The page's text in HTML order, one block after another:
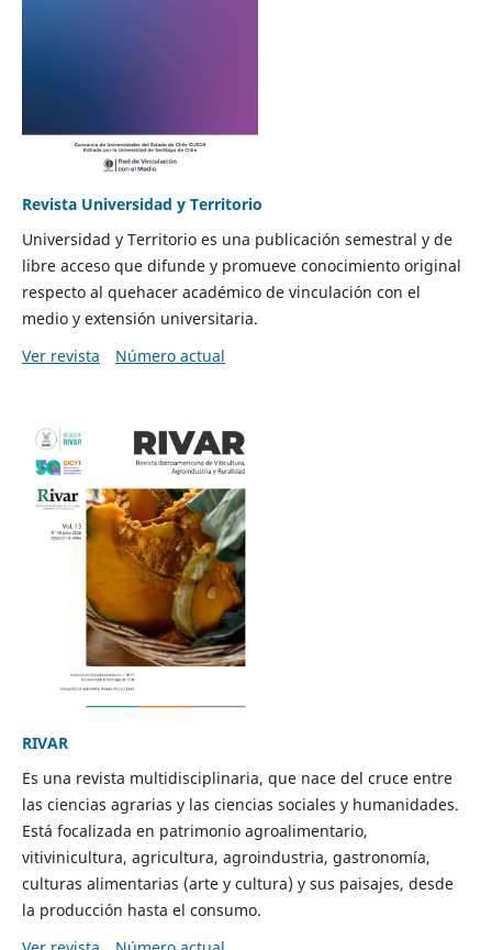
Revista Universidad y Territorio
Universidad y Territorio es una publicación semestral y de
libre acceso que difunde y promueve conocimiento original
respecto al quehacer académico de vinculación con el
medio y extensión universitaria.
Ver revista
Número actual
RIVAR
Es una revista multidisciplinaria, que nace del cruce entre
las ciencias agrarias y las ciencias sociales y humanidades.
Está focalizada en patrimonio agroalimentario,
vitivinicultura, agricultura, agroindustria, gastronomía,
culturas alimentarias (arte y cultura) y sus paisajes, desde
la producción hasta el consumo.